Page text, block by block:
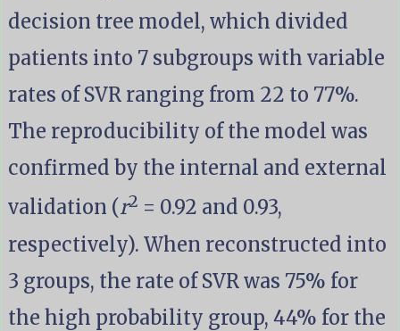
decision tree model, which divided
patients into 7 subgroups with variable
rates of SVR ranging from 22 to 77%.
The reproducibility of the model was
confirmed by the internal and external
validation (r2 = 0.92 and 0.93,
respectively). When reconstructed into
3 groups, the rate of SVR was 75% for
the high probability group, 44% for the